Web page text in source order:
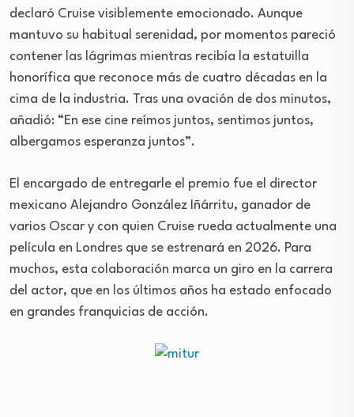
declaró Cruise visiblemente emocionado. Aunque
mantuvo su habitual serenidad, por momentos pareció
contener las lágrimas mientras recibía la estatuilla
honorífica que reconoce más de cuatro décadas en la
cima de la industria. Tras una ovación de dos minutos,
añadió: “En ese cine reímos juntos, sentimos juntos,
albergamos esperanza juntos”.
El encargado de entregarle el premio fue el director
mexicano Alejandro González Iñárritu, ganador de
varios Oscar y con quien Cruise rueda actualmente una
película en Londres que se estrenará en 2026. Para
muchos, esta colaboración marca un giro en la carrera
del actor, que en los últimos años ha estado enfocado
en grandes franquicias de acción.